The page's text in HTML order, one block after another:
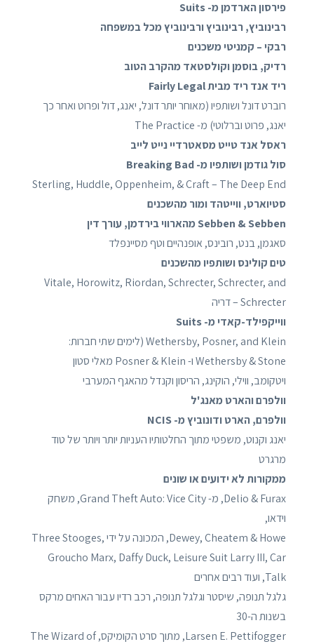
פירסון הארדמן מ- Suits
רבינוביץ, רבינוביץ ורבינוביץ מכל במשפחה
רבקי – קמניטי משכנים​
רדיק, בוסמן וקולסטאד מהקרב הטוב
ריד אנד ריד מבית Fairly Legal
רוברט דונל ושותפיו (מאוחר יותר דונל, יאנג, דול ופרוט ואחר כך
יאנג, פרוט וברלוטי) מ- The Practice
ראסל אנד טייט מסאטרדיי נייט לייב
סול גודמן ושותפיו מ- Breaking Bad
Sterling, Huddle, Oppenheim, & Craft – The Deep End
סטיוארט, ווייטהד ומור מהשכנים
Sebben & Sebben מהארווי בירדמן, עורך דין
סאגמן, בנט, רובינס, אופנהיים וטף מסיינפלד
טים קולינס ושותפיו מהשכנים
Vitale, Horowitz, Riordan, Schrecter, Schrecter, and
Schrecter – דריה
ווייקפילד-קאדי מ- Suits
Wethersby, Posner, and Klein (לימים שתי חברות:
Wethersby & Stone ו- Posner & Klein מאלי סטון
ויטקומב, ווילי, הוקינג, הריסון וקנדל מהאגף המערבי
וולפרם והארט מאנג'ל
וולפרם, הארט ודונוביץ מ- NCIS
יאנג וקנוט, משפטי מתוך החלטותיו העניות יותר ויותר של טוד
מרגרט
ממקורות לא ידועים או שונים
Delio & Furax, מ- Grand Theft Auto: Vice City, משחק
וידאו,
Dewey, Cheatem & Howe, המכונה על ידי Three Stooges,
Groucho Marx, Daffy Duck, Leisure Suit Larry III, Car
Talk, ועוד רבים אחרים
גלגל תנופה, שיסטר וגלגל תנופה, רכב רדיו עבור האחים מרקס
בשנות ה-30
Larsen E. Pettifogger, מתוך סרט הקומיקס, The Wizard of